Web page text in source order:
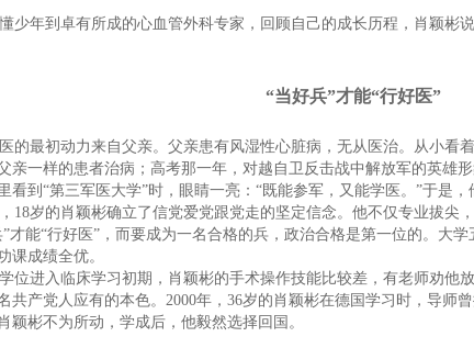
少年到卓有所成的心血管外科专家，回顾自己的成长历程，肖颖彬
“当好兵”才能“行好医”
的最初动力来自父亲。父亲患有风湿性心脏病，无从医治。从小看
亲一样的患者治病；高考那一年，对越自卫反击战中解放军的英雄
看到“第三军医大学”时，眼睛一亮：“既能参军，又能学医。”于是，
18岁的肖颖彬确立了信党爱党跟党走的坚定信念。他不仅专业拔尖
”才能“行好医”，而要成为一名合格的兵，政治合格是第一位的。大
课成绩全优。
位进入临床学习初期，肖颖彬的手术操作技能比较差，有老师劝他
共产党人应有的本色。2000年，36岁的肖颖彬在德国学习时，导师
颖彬不为所动，学成后，他毅然选择回国。